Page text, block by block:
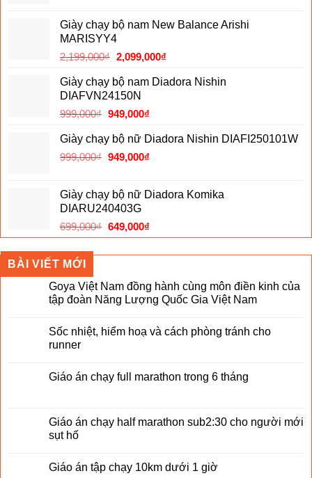
2,459,000₫.
là:
Giày chạy bộ nam New Balance Arishi
MARISYY4
2,199,000₫ Giá
là:
2,199,000₫.
2,099,000₫Giá
tại
Giày chạy bộ nam Diadora Nishin
DIAFVN24150N
999,000₫ Giá
là:
999,000₫.
949,000₫Giá
tại
là:
Giày chạy bộ nữ Diadora Nishin DIAFI250101W
999,000₫ Giá
999,000₫.
949,000₫Giá
là:
Giày chạy bộ nữ Diadora Komika
DIARU240403G
699,000₫ Giá
gốc
là:
649,000₫Giá
hiện
tại
649,000₫.
BÀI VIẾT MỚI
Goya Việt Nam đồng hành cùng môn điền kinh của
tập đoàn Năng Lượng Quốc Gia Việt Nam
Sốc nhiệt, hiểm hoạ và cách phòng tránh cho
runner
Giáo án chạy full marathon trong 6 tháng
Giáo án chạy half marathon sub2:30 cho người mới
sụt hố
Giáo án tập chạy 10km dưới 1 giờ